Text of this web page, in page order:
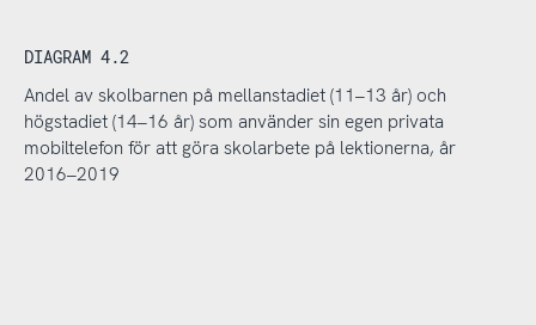
DIAGRAM 4.2
Andel av skolbarnen på mellanstadiet (11–13 år) och
högstadiet (14–16 år) som använder sin egen privata
mobiltelefon för att göra skolarbete på lektionerna, år
2016–2019